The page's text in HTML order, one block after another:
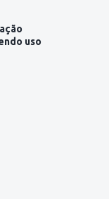
uso